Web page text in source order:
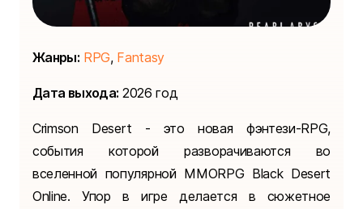
Жанры: RPG, Fantasy
Дата выхода: 2026 год
Crimson Desert - это новая фэнтези-RPG,
события которой разворачиваются во
вселенной популярной MMORPG Black Desert
Online. Упор в игре делается в сюжетное